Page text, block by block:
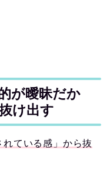
が曖昧だか
け出す
れている感」から抜